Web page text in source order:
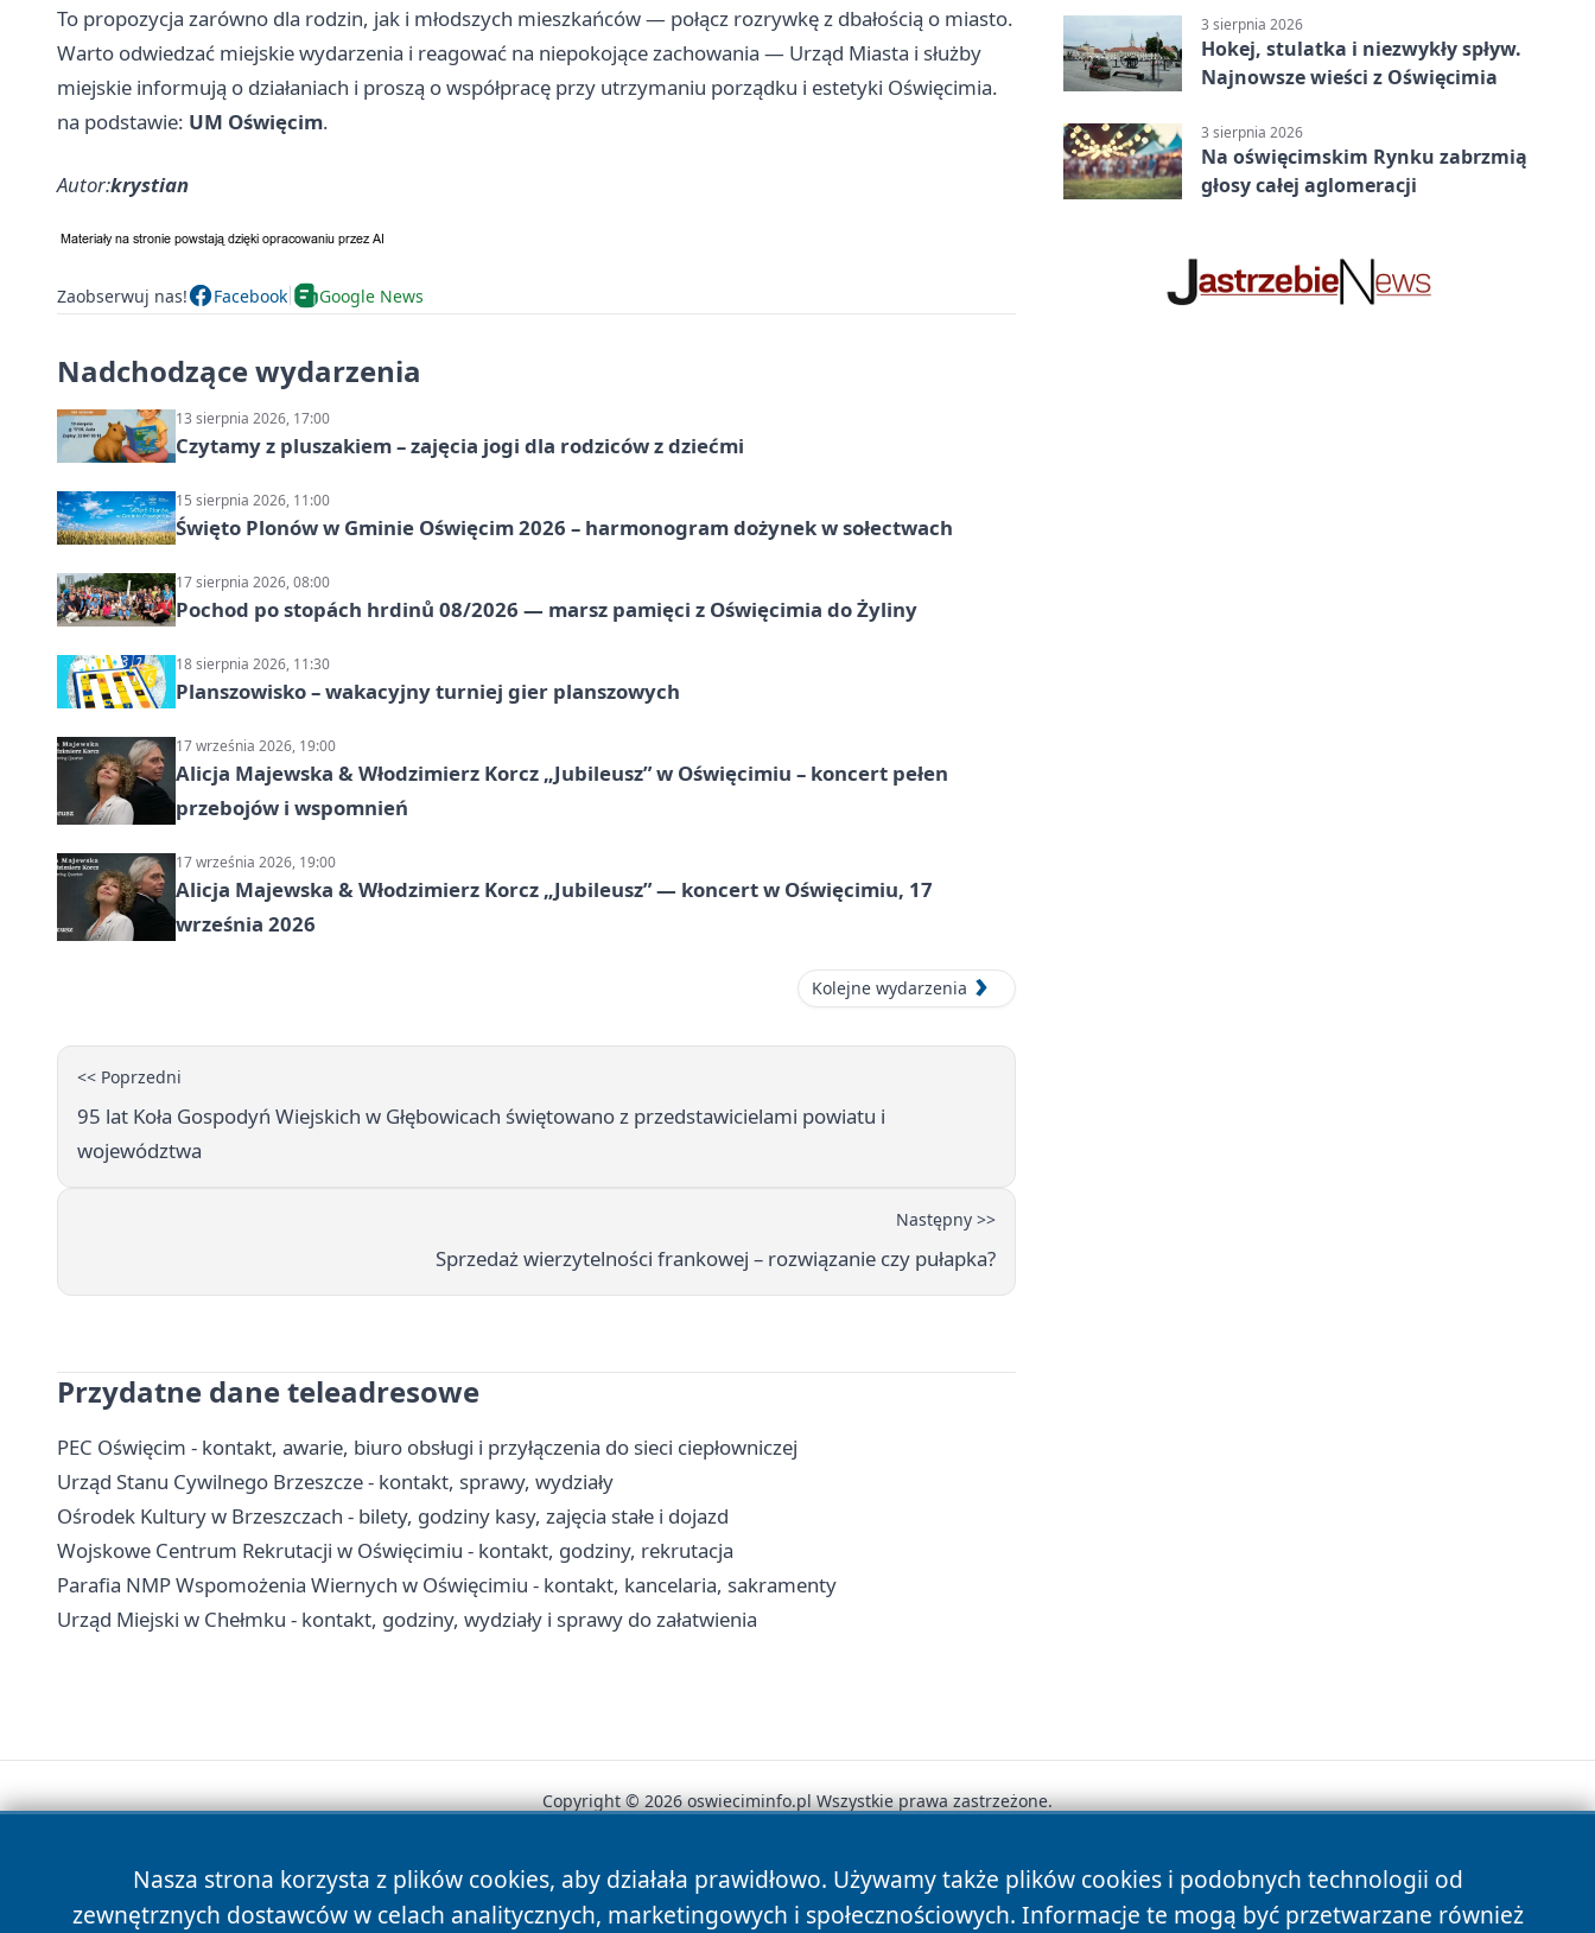
To propozycja zarówno dla rodzin, jak i młodszych mieszkańców — połącz rozrywkę z dbałością o miasto.
Warto odwiedzać miejskie wydarzenia i reagować na niepokojące zachowania — Urząd Miasta i służby
miejskie informują o działaniach i proszą o współpracę przy utrzymaniu porządku i estetyki Oświęcimia.
na podstawie: UM Oświęcim.
Autor:krystian
Zaobserwuj nas! Facebook Google News
Nadchodzące wydarzenia
13 sierpnia 2026, 17:00
Czytamy z pluszakiem – zajęcia jogi dla rodziców z dziećmi
15 sierpnia 2026, 11:00
Święto Plonów w Gminie Oświęcim 2026 – harmonogram dożynek w sołectwach
17 sierpnia 2026, 08:00
Pochod po stopách hrdinů 08/2026 — marsz pamięci z Oświęcimia do Żyliny
18 sierpnia 2026, 11:30
Planszowisko – wakacyjny turniej gier planszowych
17 września 2026, 19:00
Alicja Majewska & Włodzimierz Korcz „Jubileusz” w Oświęcimiu – koncert pełen
przebojów i wspomnień
17 września 2026, 19:00
Alicja Majewska & Włodzimierz Korcz „Jubileusz” — koncert w Oświęcimiu, 17
września 2026
Kolejne wydarzenia
<< Poprzedni
95 lat Koła Gospodyń Wiejskich w Głębowicach świętowano z przedstawicielami powiatu i
województwa
Następny >>
Sprzedaż wierzytelności frankowej – rozwiązanie czy pułapka?
Przydatne dane teleadresowe
PEC Oświęcim - kontakt, awarie, biuro obsługi i przyłączenia do sieci ciepłowniczej
Urząd Stanu Cywilnego Brzeszcze - kontakt, sprawy, wydziały
Ośrodek Kultury w Brzeszczach - bilety, godziny kasy, zajęcia stałe i dojazd
Wojskowe Centrum Rekrutacji w Oświęcimiu - kontakt, godziny, rekrutacja
Parafia NMP Wspomożenia Wiernych w Oświęcimiu - kontakt, kancelaria, sakramenty
Urząd Miejski w Chełmku - kontakt, godziny, wydziały i sprawy do załatwienia
3 sierpnia 2026
Hokej, stulatka i niezwykły spływ.
Najnowsze wieści z Oświęcimia
3 sierpnia 2026
Na oświęcimskim Rynku zabrzmią
głosy całej aglomeracji
Nasza strona korzysta z plików cookies, aby działała prawidłowo. Używamy także plików cookies i podobnych technologii od
zewnętrznych dostawców w celach analitycznych, marketingowych i społecznościowych. Informacje te mogą być przetwarzane również
Copyright © 2026 oswieciminfo.pl Wszystkie prawa zastrzeżone.
News Autorzy Polityka Prywatności Polityka Cookies